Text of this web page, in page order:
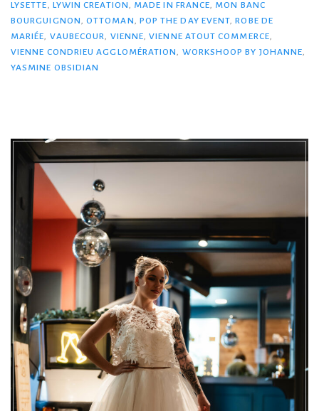
LYSETTE, LYWIN CREATION, MADE IN FRANCE, MON BANC
BOURGUIGNON,OTTOMAN, POP THE DAY EVENT,ROBE DE
MARIÉE, VAUBECOUR, VIENNE,VIENNE ATOUT COMMERCE,
VIENNE CONDRIEU AGGLOMÉRATION, WORKSHOOP BY JOHANNE,
YASMINE OBSIDIAN